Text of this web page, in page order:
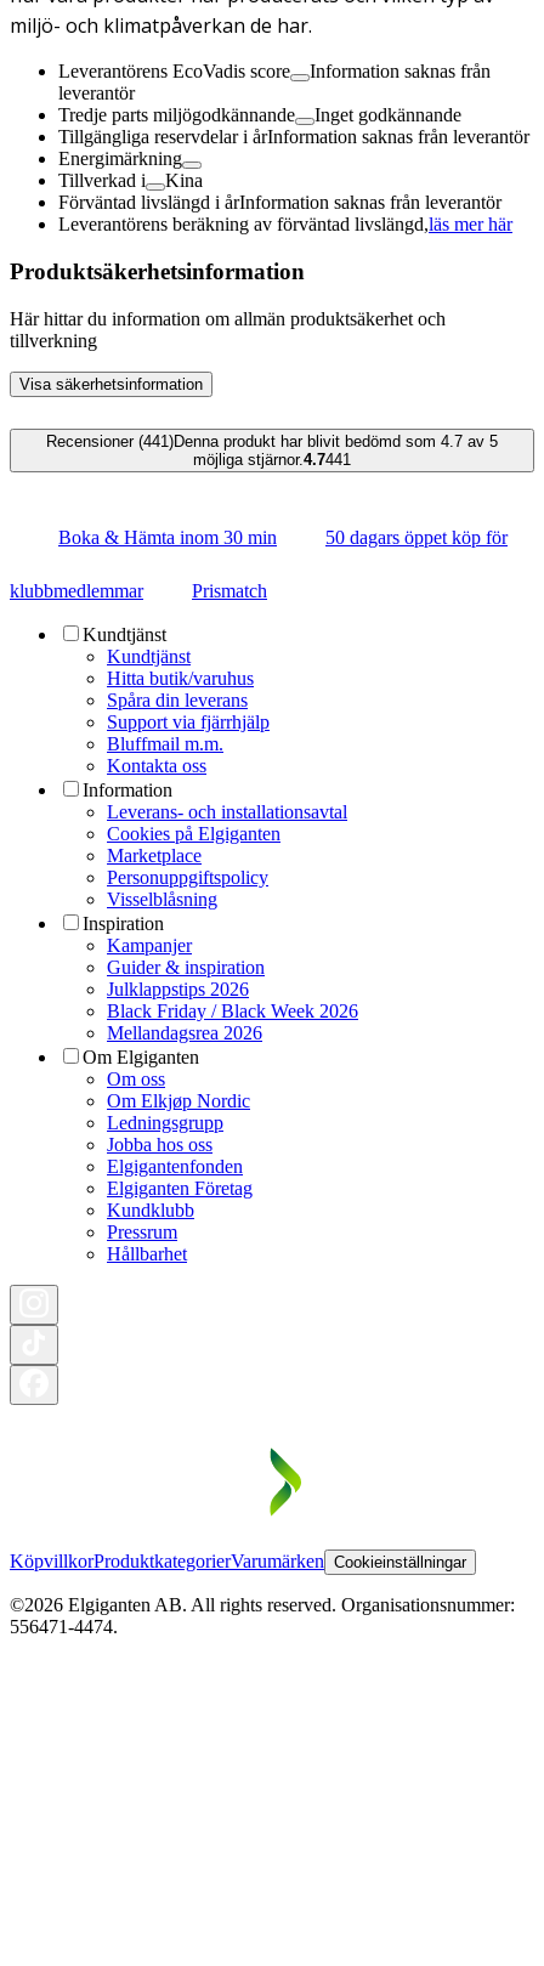
miljö- och klimatpåverkan de har.
Leverantörens EcoVadis score
Information saknas från
leverantör
Tredje parts miljögodkännande
Inget godkännande
Tillgängliga reservdelar i årInformation saknas från leverantör
Energimärkning
Tillverkad i
Kina
Förväntad livslängd i årInformation saknas från leverantör
Leverantörens beräkning av förväntad livslängd,läs mer här
Produktsäkerhetsinformation
Här hittar du information om allmän produktsäkerhet och
tillverkning
Visa säkerhetsinformation
Recensioner (441)Denna produkt har blivit bedömd som 4.7 av 5
möjliga stjärnor.4.7441
Boka & Hämta inom 30 min 50 dagars öppet köp för
klubbmedlemmar Prismatch
Kundtjänst
Kundtjänst
Hitta butik/varuhus
Spåra din leverans
Support via fjärrhjälp
Bluffmail m.m.
Kontakta oss
Information
Leverans- och installationsavtal
Cookies på Elgiganten
Marketplace
Personuppgiftspolicy
Visselblåsning
Inspiration
Kampanjer
Guider & inspiration
Julklappstips 2026
Black Friday / Black Week 2026
Mellandagsrea 2026
Om Elgiganten
Om oss
Om Elkjøp Nordic
Ledningsgrupp
Jobba hos oss
Elgigantenfonden
Elgiganten Företag
Kundklubb
Pressrum
Hållbarhet
KöpvillkorProduktkategorierVarumärken Cookieinställningar
©2026 Elgiganten AB. All rights reserved. Organisationsnummer:
556471-4474.